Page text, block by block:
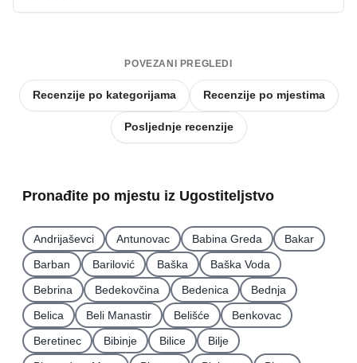
POVEZANI PREGLEDI
Recenzije po kategorijama Recenzije po mjestima
Posljednje recenzije
Pronađite po mjestu iz Ugostiteljstvo
Andrijaševci Antunovac Babina Greda
Bakar
Barban
Barilović Baška
Baška Voda
Bebrina
Bedekovčina Bedenica
Bednja
Belica
Beli Manastir Belišće
Benkovac
Beretinec
Bibinje Bilice
Bilje